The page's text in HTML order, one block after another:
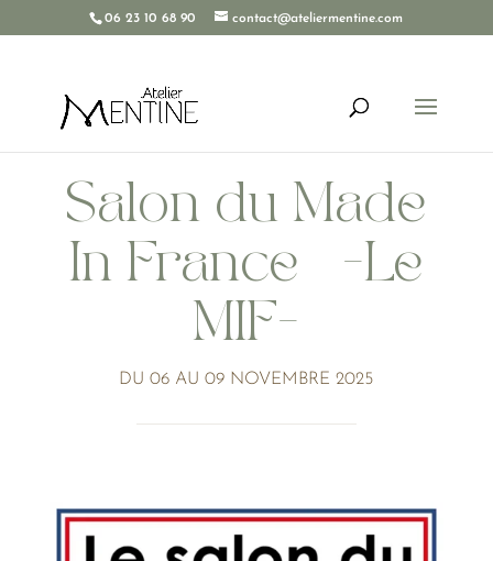
06 23 10 68 90 contact@ateliermentine.com
Salon du Made
In France -Le
MIF-
DU 06 AU 09 NOVEMBRE 2025